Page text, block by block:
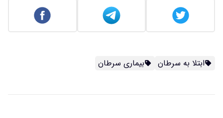
ابتلا به سرطان بیماری سرطان